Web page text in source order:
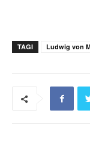
TAGI Ludwig von